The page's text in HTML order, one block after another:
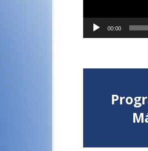
00:00